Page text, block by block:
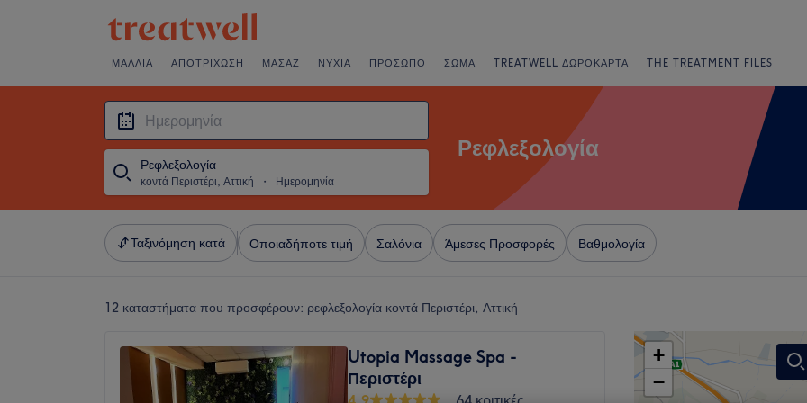
ΜΑΛΛΙΆ ΑΠΟΤΡΊΧΩΣΗ ΜΑΣΆΖ ΝΎΧΙΑ ΠΡΌΣΩΠΟ ΣΏΜΑ TREATWELL ΔΩΡΟΚΆΡΤΑ THE TREATMENT FILES
Ρεφλεξολογία
κοντά Περιστέρι, Αττική ・ Ημερομηνία
Ρεφλεξολογία
Ταξινόμηση κατά Οποιαδήποτε τιμή Σαλόνια Άμεσες Προσφορές Βαθμολογία
12 καταστήματα που προσφέρουν: ρεφλεξολογία κοντά Περιστέρι, Αττική
Utopia Massage Spa -
Περιστέρι
+
−